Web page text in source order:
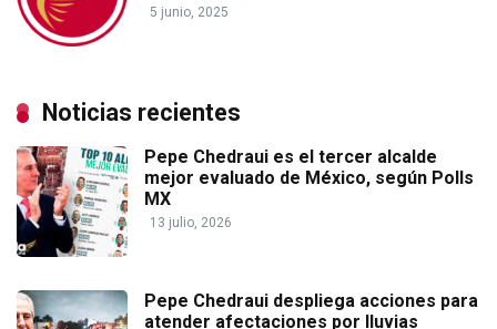
5 junio, 2025
Noticias recientes
Pepe Chedraui es el tercer alcalde
mejor evaluado de México, según Polls
MX
13 julio, 2026
Pepe Chedraui despliega acciones para
atender afectaciones por lluvias